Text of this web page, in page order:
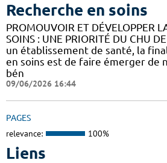
Recherche en soins
PROMOUVOIR ET DÉVELOPPER
SOINS : UNE PRIORITÉ DU CHU
un établissement de santé, la
en soins est de faire émerger de
bén
09/06/2026 16:44
PAGES
relevance: 100%
Liens